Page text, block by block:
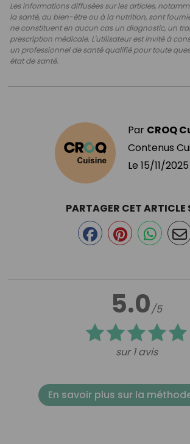
Les informations diffusées sur les articles,
la santé, au bien-être ou à la nutrition, sont
ne constituent en aucun cas un diagnostic, un
prescription médicale. L'utilisateur est invité à
un professionnel de santé qualifié pour toute
état de santé.
Par CROQ
Contenus
Le 15/11/2025
5.0/5
sur 1 avis
PARTAGER CET ARTICLE
En savoir plus sur la